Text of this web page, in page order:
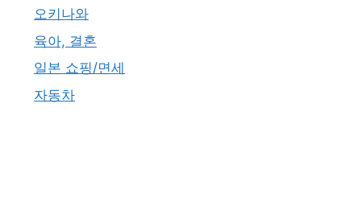
오키나와
육아, 결혼
일본 쇼핑/면세
자동차